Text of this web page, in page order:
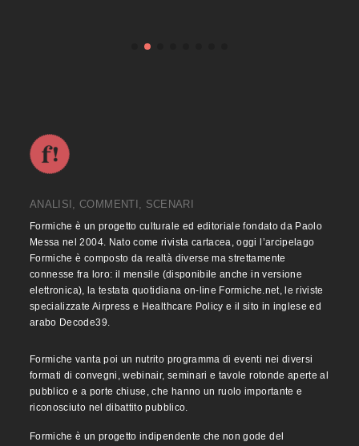
ANALISI, COMMENTI, SCENARI
Formiche è un progetto culturale ed editoriale fondato da Paolo
Messa nel 2004. Nato come rivista cartacea, oggi l’arcipelago
Formiche è composto da realtà diverse ma strettamente
connesse fra loro: il mensile (disponibile anche in versione
elettronica), la testata quotidiana on-line Formiche.net, le riviste
specializzate Airpress e Healthcare Policy e il sito in inglese ed
arabo Decode39.
Formiche vanta poi un nutrito programma di eventi nei diversi
formati di convegni, webinair, seminari e tavole rotonde aperte al
pubblico e a porte chiuse, che hanno un ruolo importante e
riconosciuto nel dibattito pubblico.
Formiche è un progetto indipendente che non gode del